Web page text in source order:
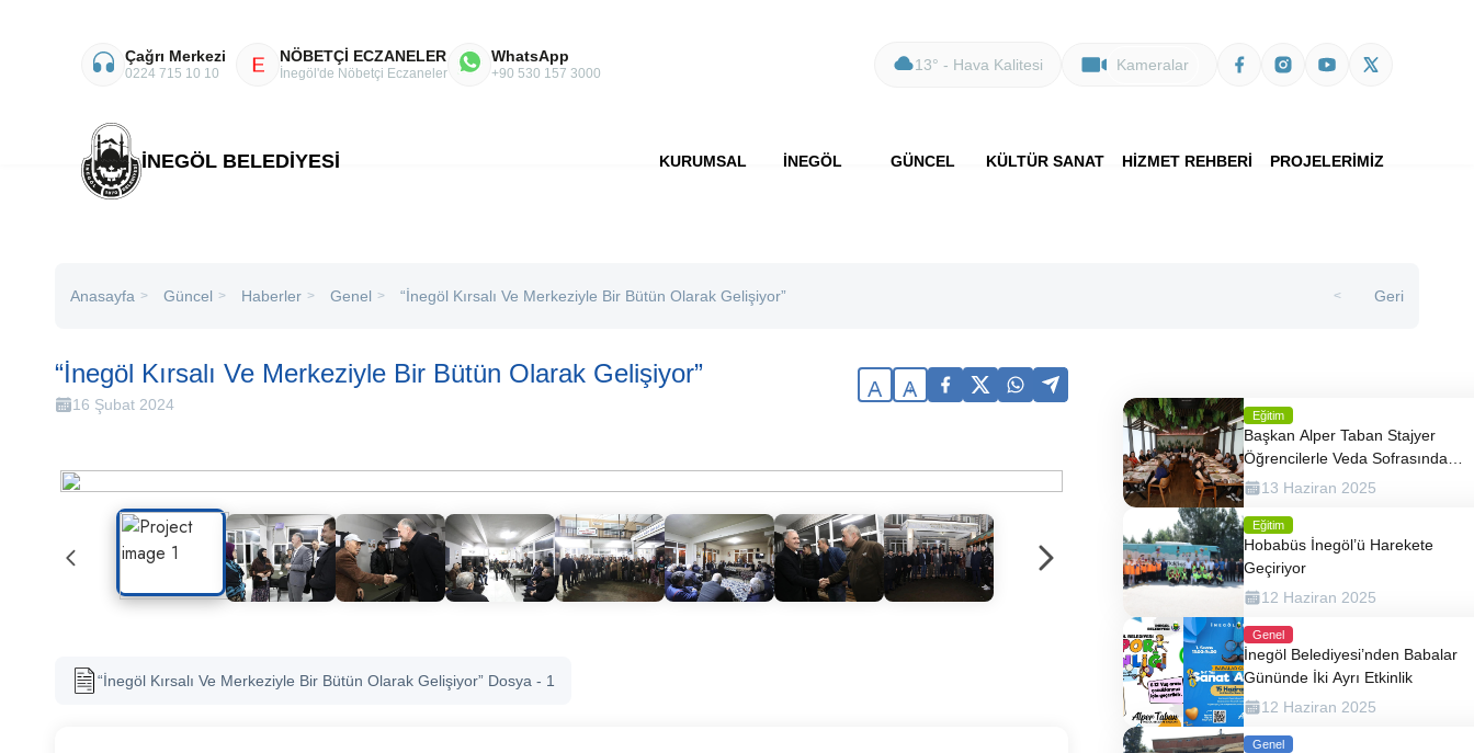
Çağrı Merkezi
0224 715 10 10 E NÖBETÇİ ECZANELER
İnegöl'de Nöbetçi Eczaneler
WhatsApp
+90 530 157 3000
13° - Hava Kalitesi Kameralar
İNEGÖL BELEDİYESİ KURUMSAL İNEGÖL GÜNCEL KÜLTÜR SANAT HİZMET REHBERİ PROJELERİMİZ
Anasayfa > Güncel > Haberler > Genel > “İnegöl Kırsalı Ve Merkeziyle Bir Bütün Olarak Gelişiyor” > Geri
“İnegöl Kırsalı Ve Merkeziyle Bir Bütün Olarak Gelişiyor”
16 Şubat 2024
A A
“İnegöl Kırsalı Ve Merkeziyle Bir Bütün Olarak Gelişiyor” Dosya - 1
Eğitim
Başkan Alper Taban Stajyer
Öğrencilerle Veda Sofrasında
Buluştu
13 Haziran 2025
Eğitim
Hobabüs İnegöl’ü Harekete
Geçiriyor
12 Haziran 2025
Genel
İnegöl Belediyesi’nden Babalar
Gününde İki Ayrı Etkinlik
12 Haziran 2025
Genel